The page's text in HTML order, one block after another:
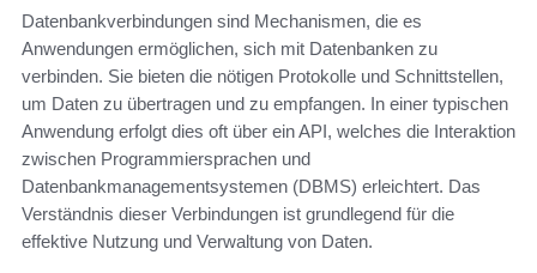
Datenbankverbindungen sind Mechanismen, die es
Anwendungen ermöglichen, sich mit Datenbanken zu
verbinden. Sie bieten die nötigen Protokolle und Schnittstellen,
um Daten zu übertragen und zu empfangen. In einer typischen
Anwendung erfolgt dies oft über ein API, welches die Interaktion
zwischen Programmiersprachen und
Datenbankmanagementsystemen (DBMS) erleichtert. Das
Verständnis dieser Verbindungen ist grundlegend für die
effektive Nutzung und Verwaltung von Daten.